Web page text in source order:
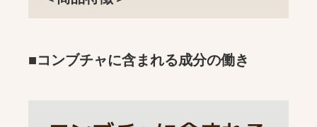
■コンブチャに含まれる成分の働き